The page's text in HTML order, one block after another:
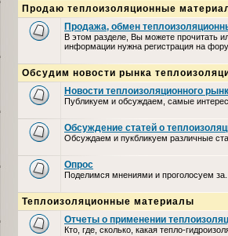
Продаю теплоизоляционные
Продажа, обмен
В этом разделе, Вы можете прочитать
информации нужна регистрация на
Обсудим новости рынка
Новости теплоизоляционного
Публикуем и обсуждаем, самые
Обсуждение статей о
Обсуждаем и пукбликуем различные
Опрос
Поделимся мнениями и проголосуем
Теплоизоляционные материалы
Отчеты о применении
Кто, где, сколько, какая тепло-